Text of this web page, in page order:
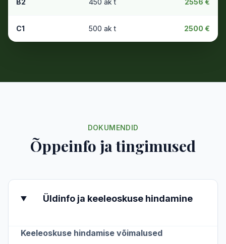
B2 450 ak t 2556 €
C1 500 ak t 2500 €
DOKUMENDID
Õppeinfo ja tingimused
Üldinfo ja keeleoskuse hindamine
Keeleoskuse hindamise võimalused